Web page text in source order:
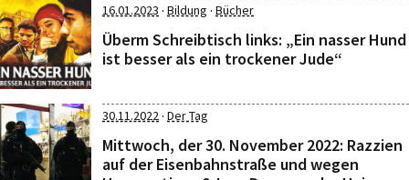
16.01.2023 · Bildung · Bücher
Überm Schreibtisch links: „Ein nasser Hund
ist besser als ein trockener Jude“
30.11.2022· Der Tag
Mittwoch, der 30. November 2022: Razzien
auf der Eisenbahnstraße und wegen